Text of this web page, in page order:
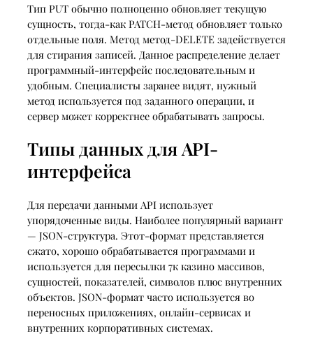
Тип PUT обычно полноценно обновляет текущую
сущность, тогда-как PATCH-метод обновляет только
отдельные поля. Метод метод-DELETE задействуется
для стирания записей. Данное распределение делает
программный-интерфейс последовательным и
удобным. Специалисты заранее видят, нужный
метод используется под заданного операции, и
сервер может корректнее обрабатывать запросы.
Типы данных для API-
интерфейса
Для передачи данными API использует
упорядоченные виды. Наиболее популярный вариант
— JSON-структура. Этот-формат представляется
сжато, хорошо обрабатывается программами и
используется для пересылки 7к казино массивов,
сущностей, показателей, символов плюс внутренних
объектов. JSON-формат часто используется во
переносных приложениях, онлайн-сервисах и
внутренних корпоративных системах.